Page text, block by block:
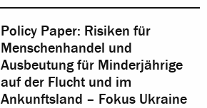
Policy Paper: Risiken für
Menschenhandel und
Ausbeutung für Minderjährige
auf der Flucht und im
Ankunftsland – Fokus Ukraine